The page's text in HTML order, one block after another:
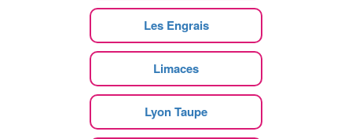
Les Engrais
Limaces
Lyon Taupe